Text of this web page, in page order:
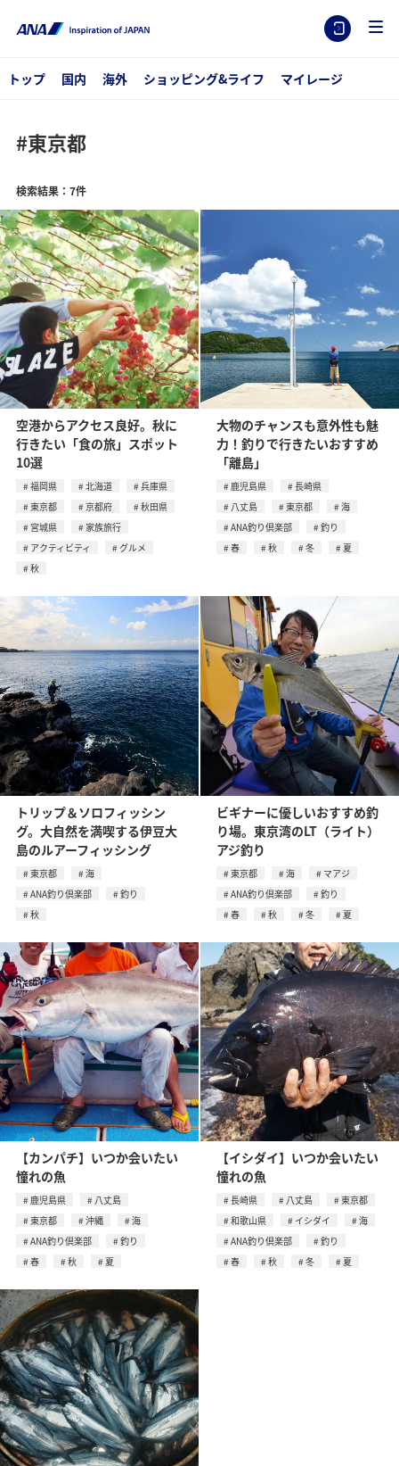
トップ 国内 海外 ショッピング&ライフ マイレージ
#東京都
検索結果：7件
空港からアクセス良好。秋に
行きたい「食の旅」スポット
10選
福岡県 北海道
兵庫県
東京都
京都府
秋田県
宮城県
家族旅行
アクティビティ
グルメ
秋
大物のチャンスも意外性も魅
力！釣りで行きたいおすすめ
「離島」
鹿児島県
長崎県
八丈島
東京都
海
ANA釣り倶楽部
釣り
春
秋 冬 夏
トリップ＆ソロフィッシン
グ。大自然を満喫する伊豆大
島のルアーフィッシング
東京都
海
ANA釣り倶楽部
釣り
秋
ビギナーに優しいおすすめ釣
り場。東京湾のLT（ライト）
アジ釣り
東京都 海
マアジ
ANA釣り倶楽部
釣り
春
秋 冬 夏
【カンパチ】いつか会いたい
憧れの魚
鹿児島県
八丈島
東京都
沖縄
海
ANA釣り倶楽部
釣り
春
秋 夏
【イシダイ】いつか会いたい
憧れの魚
長崎県 八丈島
東京都
和歌山県
イシダイ
海
ANA釣り倶楽部
釣り
春
秋 冬 夏